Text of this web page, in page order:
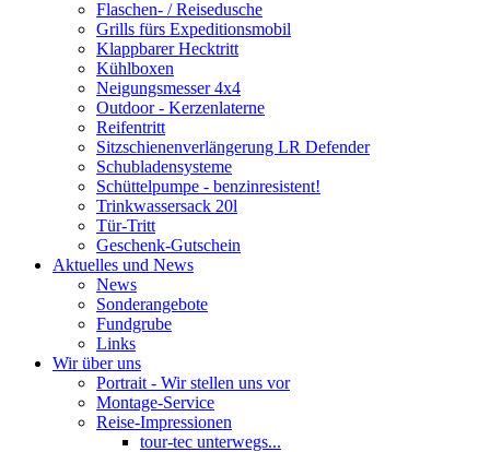
Flaschen- / Reisedusche
Grills fürs Expeditionsmobil
Klappbarer Hecktritt
Kühlboxen
Neigungsmesser 4x4
Outdoor - Kerzenlaterne
Reifentritt
Sitzschienenverlängerung LR Defender
Schubladensysteme
Schüttelpumpe - benzinresistent!
Trinkwassersack 20l
Tür-Tritt
Geschenk-Gutschein
Aktuelles und News
News
Sonderangebote
Fundgrube
Links
Wir über uns
Portrait - Wir stellen uns vor
Montage-Service
Reise-Impressionen
tour-tec unterwegs...